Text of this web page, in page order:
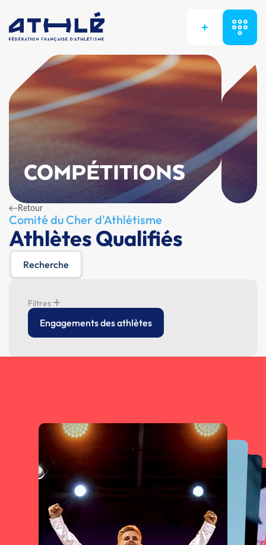
+
COMPÉTITIONS
Retour
Comité du Cher d'Athlétisme
Athlètes Qualifiés
Recherche
Filtres
Engagements des athlètes